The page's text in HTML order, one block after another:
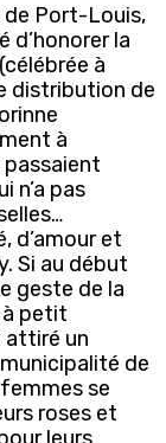
de Port-Louis,
d’honorer la
à
distribution de
à
n’a pas
d’amour et
Si au début
geste de la
à petit
attiré un
de
se
roses et